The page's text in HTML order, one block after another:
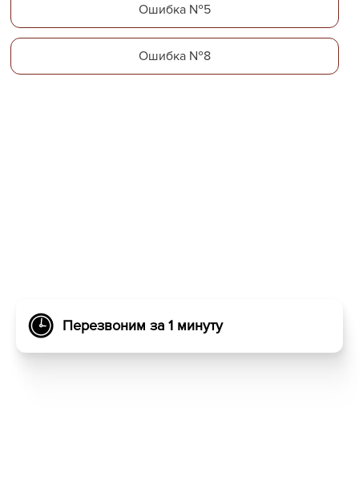
Ошибка №5
Ошибка №8
Перезвоним за 1 минуту